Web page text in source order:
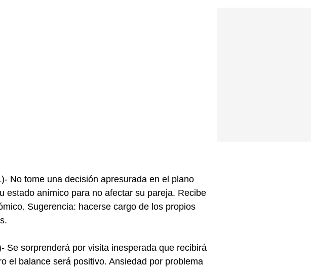
No tome una decisión apresurada en el plano
estado anímico para no afectar su pareja. Recibe
Sugerencia: hacerse cargo de los propios
Se sorprenderá por visita inesperada que recibirá
el balance será positivo. Ansiedad por problema